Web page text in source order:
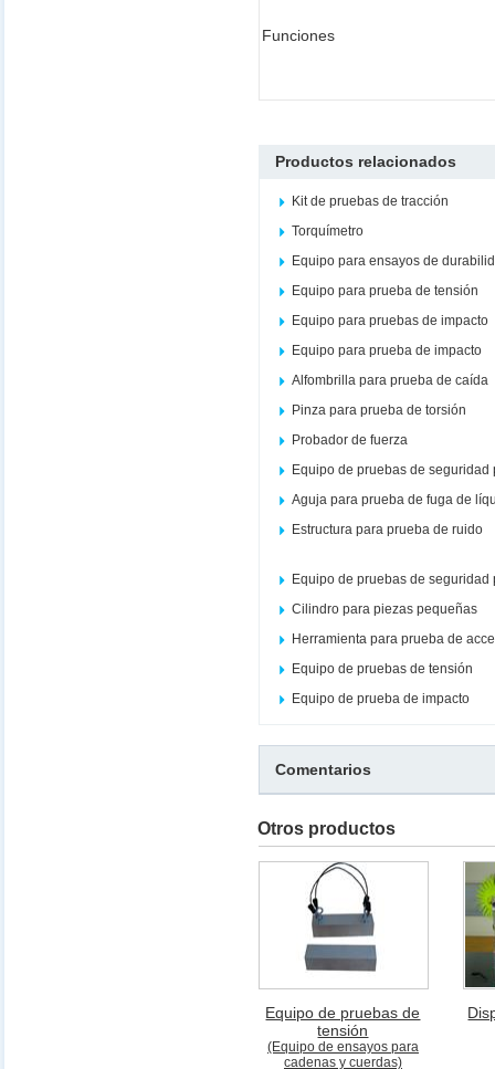
Funciones
Productos relacionados
Kit de pruebas de tracción
Torquímetro
Equipo para ensayos de
Equipo para prueba de tensión
Equipo para pruebas de impacto
Equipo para prueba de impacto
Alfombrilla para prueba de caída
Pinza para prueba de torsión
Probador de fuerza
Equipo de pruebas de seguridad
Aguja para prueba de fuga de
Estructura para prueba de ruido
Equipo de pruebas de seguridad
Cilindro para piezas pequeñas
Herramienta para prueba de
Equipo de pruebas de tensión
Equipo de prueba de impacto
Comentarios
Otros productos
Equipo de pruebas de
tensión
(Equipo de ensayos para
cadenas y cuerdas)